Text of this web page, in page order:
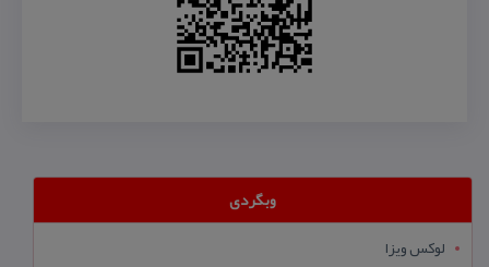
وبگردی
لوکس ویزا